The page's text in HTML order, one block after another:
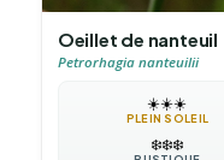
Oeillet de nanteuil
Petrorhagia nanteuilii
☀️☀️☀️
PLEIN SOLEIL
❄️❄️❄️